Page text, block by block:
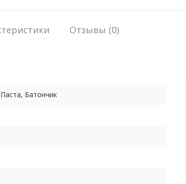
Отзывы (0)
Батончик